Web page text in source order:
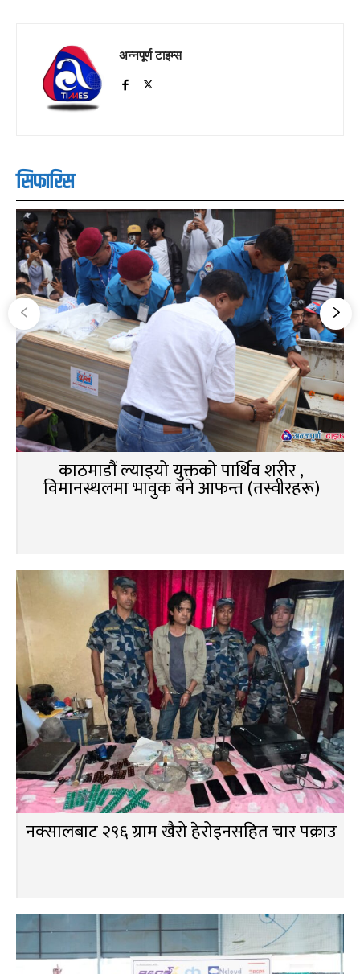
अन्नपूर्ण टाइम्स
सिफारिस
काठमाडौं ल्याइयो युक्तको पार्थिव शरीर ,
विमानस्थलमा भावुक बने आफन्त (तस्वीरहरू)
नक्सालबाट २९६ ग्राम खैरो हेरोइनसहित चार पक्राउ